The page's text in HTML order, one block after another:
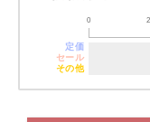
0
定価
セール
その他